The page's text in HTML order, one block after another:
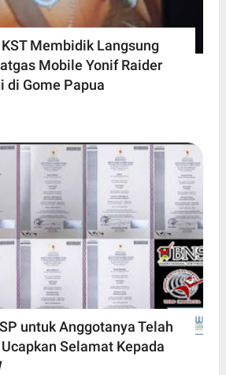
Membidik Langsung
Mobile Yonif Raider
di Gome Papua
untuk Anggotanya Telah
Selamat Kepada